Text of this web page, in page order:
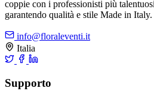
coppie con i professionisti più
garantendo qualità e stile Made in Italy.
info@floraleventi.it
Italia
Supporto